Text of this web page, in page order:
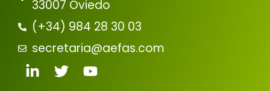
33007 Oviedo
(+34) 984 28 30 03
secretaria@aefas.com